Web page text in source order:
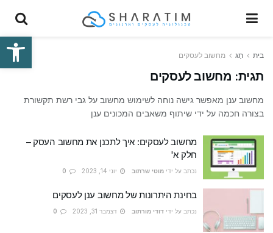
פתח
בית תָג מחשוב לעסקים
תגית: מחשוב לעסקים
מחשוב ענן מאפשר גישה נוחה לשימוש מחשוב על גבי רשת תקשורת
בצורה חכמה על ידי שיתוף משאבים המכונים ענן
מחשוב לעסקים: איך לתכנן את מחשוב העסק –
חלק א'
נכתב על ידי מוטי שרתוב יוני 14, 2023
בחינת היתרונות של מחשוב ענן לעסקים
נכתב על ידי דודי מורתוב דצמבר 31, 2023